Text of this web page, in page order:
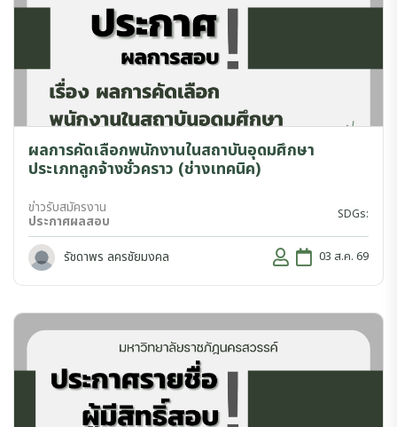
ผลการคัดเลือกพนักงานในสถาบันอุดมศึกษา
ประเภทลูกจ้างชั่วคราว (ช่างเทคนิค)
ข่าวรับสมัครงาน
ประกาศผลสอบ SDGs:
รัชดาพร ลครชัยมงคล 03 ส.ค. 69